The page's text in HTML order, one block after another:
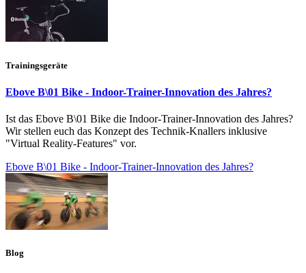
Trainingsgeräte
Ebove B\01 Bike - Indoor-Trainer-Innovation des Jahres?
Ist das Ebove B\01 Bike die Indoor-Trainer-Innovation des Jahres?
Wir stellen euch das Konzept des Technik-Knallers inklusive
"Virtual Reality-Features" vor.
Ebove B\01 Bike - Indoor-Trainer-Innovation des Jahres?
Blog